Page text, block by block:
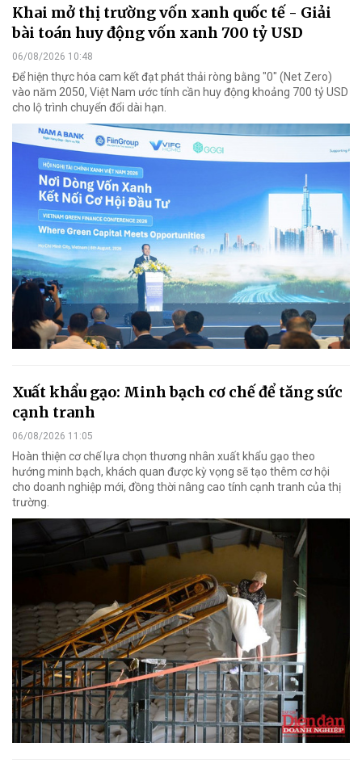
Khai mở thị trường vốn xanh quốc tế - Giải
bài toán huy động vốn xanh 700 tỷ USD
06/08/2026 10:48
Để hiện thực hóa cam kết đạt phát thải ròng bằng "0" (Net Zero)
vào năm 2050, Việt Nam ước tính cần huy động khoảng 700 tỷ USD
cho lộ trình chuyển đổi dài hạn.
Xuất khẩu gạo: Minh bạch cơ chế để tăng sức
cạnh tranh
06/08/2026 11:05
Hoàn thiện cơ chế lựa chọn thương nhân xuất khẩu gạo theo
hướng minh bạch, khách quan được kỳ vọng sẽ tạo thêm cơ hội
cho doanh nghiệp mới, đồng thời nâng cao tính cạnh tranh của thị
trường.